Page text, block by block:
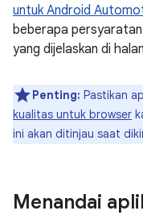
untuk Android
beberapa
yang dijelaskan di
Penting: Pastikan
kualitas untuk browser
ini akan ditinjau saat
Menandai